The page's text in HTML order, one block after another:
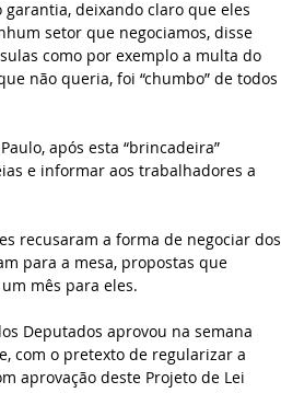
deixando claro que eles
setor que negociamos, disse
como por exemplo a multa do
não queria, foi “chumbo” de todos
após esta “brincadeira”
e informar aos trabalhadores a
recusaram a forma de negociar dos
para a mesa, propostas que
mês para eles.
Deputados aprovou na semana
com o pretexto de regularizar a
aprovação deste Projeto de Lei